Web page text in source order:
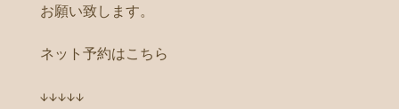
お願い致します。
ネット予約はこちら
↓↓↓↓↓